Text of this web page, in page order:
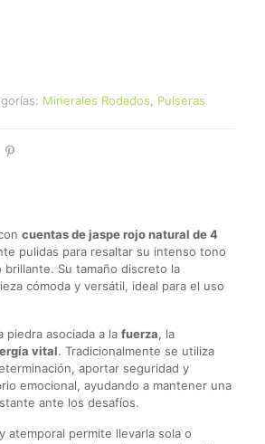
Minerales Rodados Pulseras
cuentas de jaspe rojo natural de 4
pulidas para resaltar su intenso tono
brillante. Su tamaño discreto la
cómoda y versátil, ideal para el uso
piedra asociada a la fuerza, la
vital. Tradicionalmente se utiliza
aportar seguridad y
emocional, ayudando a mantener una
ante los desafíos.
atemporal permite llevarla sola o